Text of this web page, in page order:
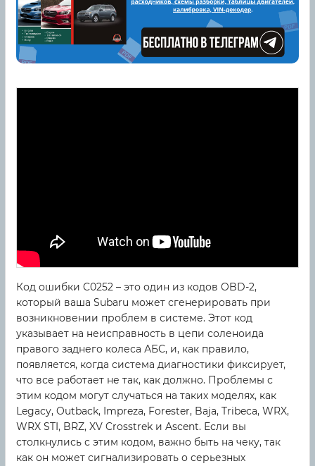
Код ошибки C0252 – это один из кодов OBD-2,
который ваша Subaru может сгенерировать при
возникновении проблем в системе. Этот код
указывает на неисправность в цепи соленоида
правого заднего колеса АБС, и, как правило,
появляется, когда система диагностики фиксирует,
что все работает не так, как должно. Проблемы с
этим кодом могут случаться на таких моделях, как
Legacy, Outback, Impreza, Forester, Baja, Tribeca, WRX,
WRX STI, BRZ, XV Crosstrek и Ascent. Если вы
столкнулись с этим кодом, важно быть на чеку, так
как он может сигнализировать о серьезных